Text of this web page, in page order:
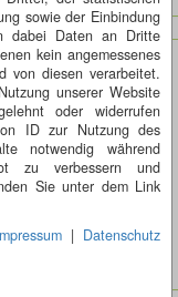
sowie der Einbindung
dabei Daten an Dritte
kein angemessenes
von diesen verarbeitet.
unserer Website
oder widerrufen
ID zur Nutzung des
notwendig während
zu verbessern und
Sie unter dem Link
| Datenschutz